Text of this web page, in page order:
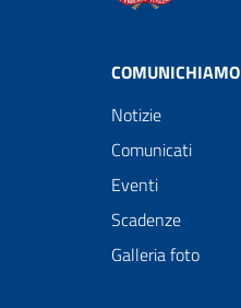
COMUNICHIAMO
Notizie
Comunicati
Eventi
Scadenze
Galleria foto